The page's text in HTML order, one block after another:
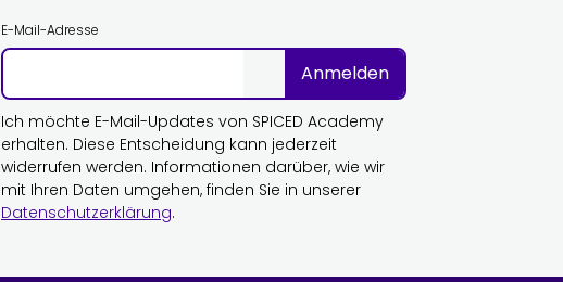
E-Mail-Adresse
Anmelden
Ich möchte E-Mail-Updates von SPICED Academy
erhalten. Diese Entscheidung kann jederzeit
widerrufen werden. Informationen darüber, wie wir
mit Ihren Daten umgehen, finden Sie in unserer
Datenschutzerklärung.